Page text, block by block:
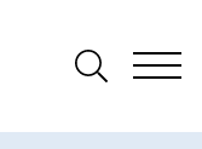
Suchen